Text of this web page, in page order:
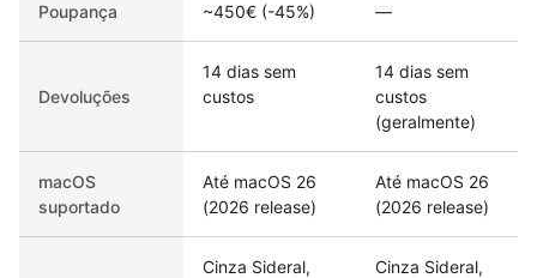
Poupança ~450€ (-45%) —
Devoluções
14 dias sem
custos
14 dias sem
custos
(geralmente)
macOS
suportado
Até macOS 26
(2026 release)
Até macOS 26
(2026 release)
Cinza Sideral,
Cinza Sideral,